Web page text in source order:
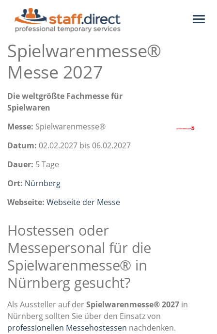
Toggle
Spielwarenmesse®
Messe 2027
Die weltgrößte Fachmesse für
Spielwaren
Messe: Spielwarenmesse®
Datum: 02.02.2027 bis 06.02.2027
Dauer: 5 Tage
Ort: Nürnberg
Webseite: Webseite der Messe
Hostessen oder
Messepersonal für die
Spielwarenmesse® in
Nürnberg gesucht?
Als Aussteller auf derSpielwarenmesse® 2027 in
Nürnberg sollten Sie über den Einsatz von
professionellen Messehostessen nachdenken.